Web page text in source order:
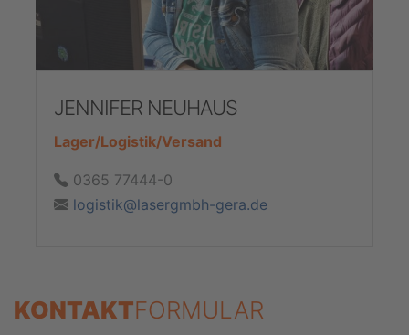
JENNIFER NEUHAUS
Lager/Logistik/Versand
0365 77444-0
logistik@lasergmbh-gera.de
KONTAKTFORMULAR